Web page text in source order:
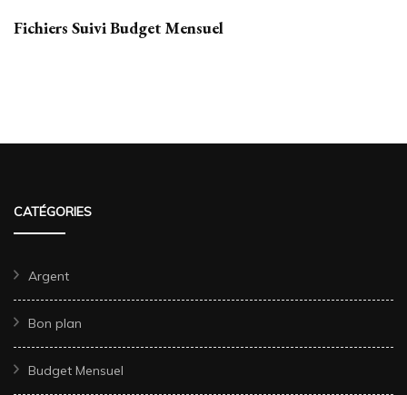
Fichiers Suivi Budget Mensuel
CATÉGORIES
Argent
Bon plan
Budget Mensuel